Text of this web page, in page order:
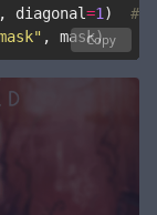
diagonal=1 )
#
, mask)
Copy